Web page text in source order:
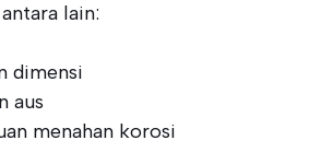
lain:
dimensi
aus
menahan korosi